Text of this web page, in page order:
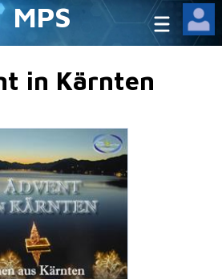
MPS
in Kärnten